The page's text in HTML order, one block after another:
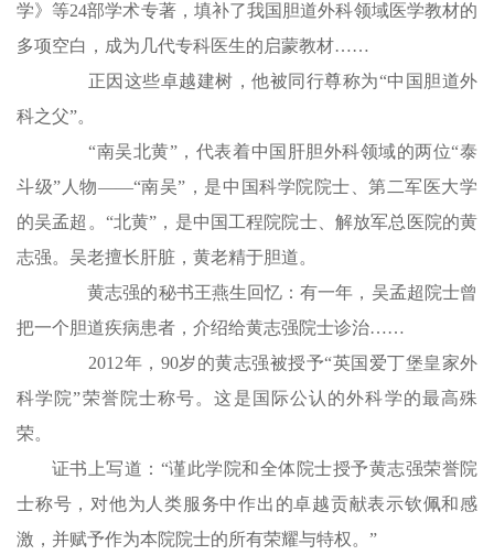
学》等24部学术专著，填补了我国胆道外科领域医学教材的
多项空白，成为几代专科医生的启蒙教材……
正因这些卓越建树，他被同行尊称为“中国胆道外
科之父”。
“南吴北黄”，代表着中国肝胆外科领域的两位“泰
斗级”人物——“南吴”，是中国科学院院士、第二军医大学
的吴孟超。“北黄”，是中国工程院院士、解放军总医院的黄
志强。吴老擅长肝脏，黄老精于胆道。
黄志强的秘书王燕生回忆：有一年，吴孟超院士曾
把一个胆道疾病患者，介绍给黄志强院士诊治……
2012年，90岁的黄志强被授予“英国爱丁堡皇家外
科学院”荣誉院士称号。这是国际公认的外科学的最高殊
荣。
证书上写道：“谨此学院和全体院士授予黄志强荣誉院
士称号，对他为人类服务中作出的卓越贡献表示钦佩和感
激，并赋予作为本院院士的所有荣耀与特权。”